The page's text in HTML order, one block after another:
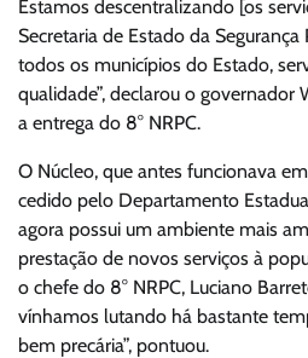
Estamos descentralizando [os
Secretaria de Estado da
todos os municípios do Estado,
qualidade”, declarou o governador
a entrega do 8° NRPC.
O Núcleo, que antes funcionava
cedido pelo Departamento
agora possui um ambiente mais
prestação de novos serviços à
o chefe do 8° NRPC, Luciano
vínhamos lutando há bastante
bem precária”, pontuou.